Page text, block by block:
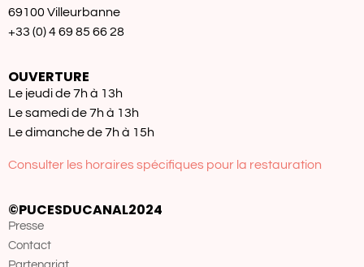
69100 Villeurbanne
+33 (0) 4 69 85 66 28
OUVERTURE
Le jeudi de 7h à 13h
Le samedi de 7h à 13h
Le dimanche de 7h à 15h
Consulter les horaires spécifiques pour la restauration
©PUCESDUCANAL2024
Presse
Contact